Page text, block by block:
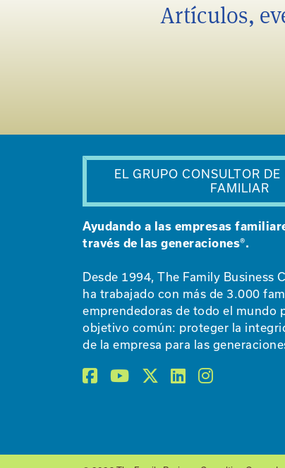
Artículos,
EL GRUPO CONSULTOR DE
FAMILIAR
Ayudando a las empresas
través de las generaciones®.
Desde 1994, The Family Business
ha trabajado con más de 3.000
emprendedoras de todo el mundo
objetivo común: proteger la
de la empresa para las